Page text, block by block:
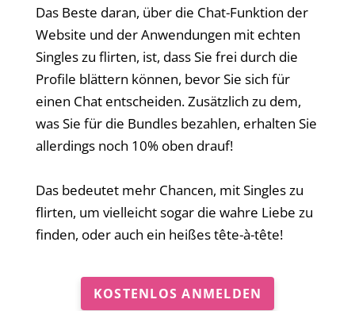
Das Beste daran, über die Chat-Funktion der
Website und der Anwendungen mit echten
Singles zu flirten, ist, dass Sie frei durch die
Profile blättern können, bevor Sie sich für
einen Chat entscheiden. Zusätzlich zu dem,
was Sie für die Bundles bezahlen, erhalten Sie
allerdings noch 10% oben drauf!
Das bedeutet mehr Chancen, mit Singles zu
flirten, um vielleicht sogar die wahre Liebe zu
finden, oder auch ein heißes tête-à-tête!
KOSTENLOS ANMELDEN